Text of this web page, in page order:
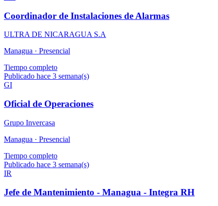
Coordinador de Instalaciones de Alarmas
ULTRA DE NICARAGUA S.A
Managua · Presencial
Tiempo completo
Publicado hace 3 semana(s)
GI
Oficial de Operaciones
Grupo Invercasa
Managua · Presencial
Tiempo completo
Publicado hace 3 semana(s)
IR
Jefe de Mantenimiento - Managua - Integra RH